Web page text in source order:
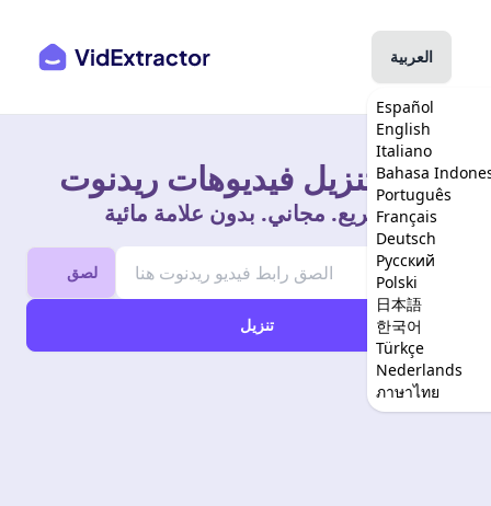
العربية
Español
English
Italiano
Bahasa
Português
Français
Deutsch
Русский
Polski
日本語
한국어
Türkçe
Nederlands
ภาษาไทย
أداة تنزيل فيديوهات ريدنوت
سريع. مجاني. بدون علامة مائية
لصق
تنزيل